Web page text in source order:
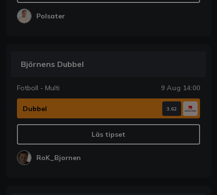
Polsater
Björnens Dubbel
Fotboll - Multi 9 Aug 14:00
Dubbel 3.62
Läs tipset
RoK_Bjornen